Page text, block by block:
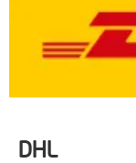
DHL